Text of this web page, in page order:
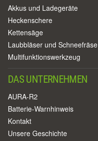
Akkus und Ladegeräte
Heckenschere
Kettensäge
Laubbläser und Schneefräse
Multifunktionswerkzeug
DAS UNTERNEHMEN
AURA-R2
Batterie-Warnhinweis
Kontakt
Unsere Geschichte